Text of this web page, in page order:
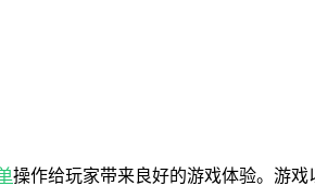
操作给玩家带来良好的游戏体验。游